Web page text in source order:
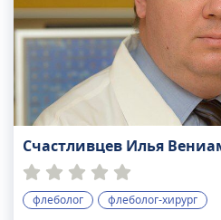
Счастливцев Илья
флеболог флеболог-хирург